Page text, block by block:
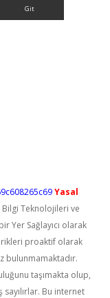
Yasal
Bilgi Teknolojileri ve
Yer Sağlayıcı olarak
proaktif olarak
bulunmamaktadır.
taşımakta olup,
Bu internet